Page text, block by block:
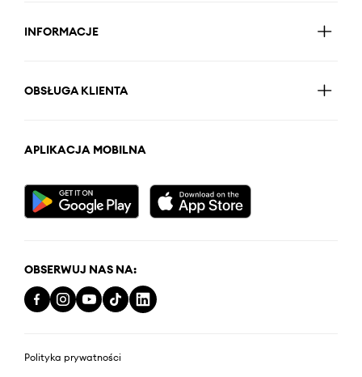
INFORMACJE
OBSŁUGA KLIENTA
APLIKACJA MOBILNA
OBSERWUJ NAS NA:
Polityka prywatności